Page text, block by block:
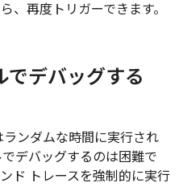
、再度トリガーできます。
でデバッグする
ンダムな時間に実行され
デバッグするのは困難で
ド トレースを強制的に実行